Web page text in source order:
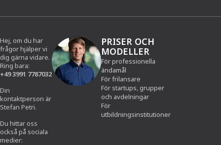
Hej, om du har
frågor hjälper vi
dig gärna vidare.
Ring bara:
+49 3991 7787032
Din
kontaktperson är
Stefan Petri.
Du hittar oss
också på sociala
medier:
PRISER OCH
MODELLER
För professionella
ändamål
För frilansare
För startups, grupper
och avdelningar
För
utbildningsinstitutioner